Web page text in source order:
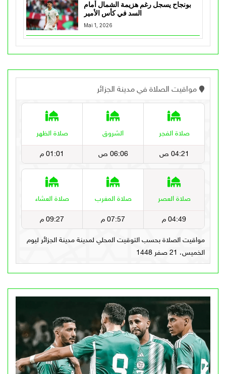
بونجاح يسجل رغم هزيمة الشمال أمام
السد في كأس الأمير
Mai 1, 2026